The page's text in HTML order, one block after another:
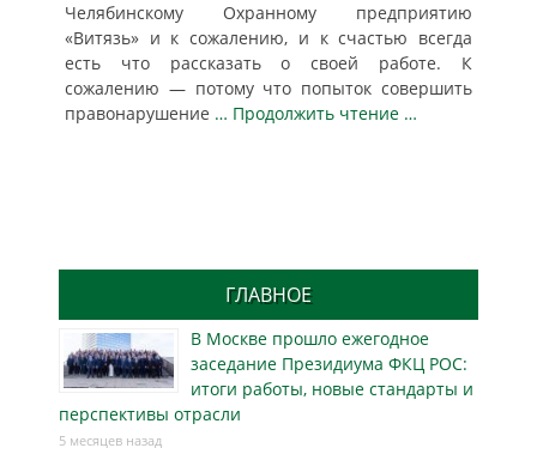
Челябинскому Охранному предприятию
«Витязь» и к сожалению, и к счастью всегда
есть что рассказать о своей работе. К
сожалению — потому что попыток совершить
правонарушение … Продолжить чтение …
ГЛАВНОЕ
В Москве прошло ежегодное
заседание Президиума ФКЦ РОС:
итоги работы, новые стандарты и
перспективы отрасли
5 месяцев назад